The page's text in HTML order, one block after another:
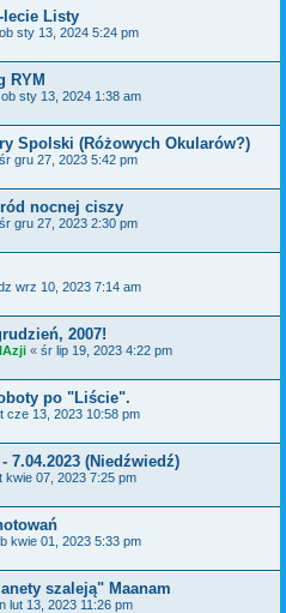
lecie Listy
sty 13, 2024 5:24 pm
RYM
sty 13, 2024 1:38 am
Spolski (Różowych Okularów?)
śr gru 27, 2023 5:42 pm
nocnej ciszy
śr gru 27, 2023 2:30 pm
wrz 10, 2023 7:14 am
2007!
« śr lip 19, 2023 4:22 pm
po "Liście".
cze 13, 2023 10:58 pm
7.04.2023 (Niedźwiedź)
kwie 07, 2023 7:25 pm
kwie 01, 2023 5:33 pm
szaleją" Maanam
lut 13, 2023 11:26 pm